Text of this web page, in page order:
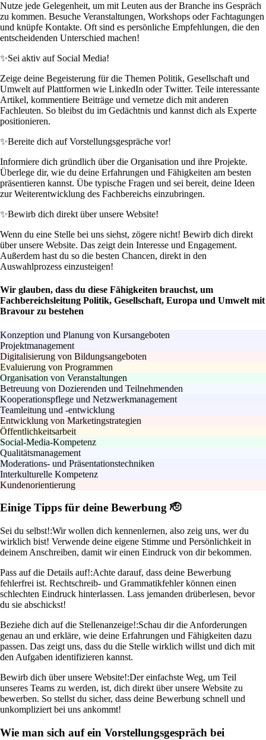
Nutze jede Gelegenheit, um mit Leuten aus der Branche ins Gespräch
zu kommen. Besuche Veranstaltungen, Workshops oder Fachtagungen
und knüpfe Kontakte. Oft sind es persönliche Empfehlungen, die den
entscheidenden Unterschied machen!
✨Sei aktiv auf Social Media!
Zeige deine Begeisterung für die Themen Politik, Gesellschaft und
Umwelt auf Plattformen wie LinkedIn oder Twitter. Teile interessante
Artikel, kommentiere Beiträge und vernetze dich mit anderen
Fachleuten. So bleibst du im Gedächtnis und kannst dich als Experte
positionieren.
✨Bereite dich auf Vorstellungsgespräche vor!
Informiere dich gründlich über die Organisation und ihre Projekte.
Überlege dir, wie du deine Erfahrungen und Fähigkeiten am besten
präsentieren kannst. Übe typische Fragen und sei bereit, deine Ideen
zur Weiterentwicklung des Fachbereichs einzubringen.
✨Bewirb dich direkt über unsere Website!
Wenn du eine Stelle bei uns siehst, zögere nicht! Bewirb dich direkt
über unsere Website. Das zeigt dein Interesse und Engagement.
Außerdem hast du so die besten Chancen, direkt in den
Auswahlprozess einzusteigen!
Wir glauben, dass du diese Fähigkeiten brauchst, um
Fachbereichsleitung Politik, Gesellschaft, Europa und Umwelt mit
Bravour zu bestehen
Konzeption und Planung von Kursangeboten
Projektmanagement
Digitalisierung von Bildungsangeboten
Evaluierung von Programmen
Organisation von Veranstaltungen
Betreuung von Dozierenden und Teilnehmenden
Kooperationspflege und Netzwerkmanagement
Teamleitung und -entwicklung
Entwicklung von Marketingstrategien
Öffentlichkeitsarbeit
Social-Media-Kompetenz
Qualitätsmanagement
Moderations- und Präsentationstechniken
Interkulturelle Kompetenz
Kundenorientierung
Einige Tipps für deine Bewerbung 🫡
Sei du selbst!:Wir wollen dich kennenlernen, also zeig uns, wer du
wirklich bist! Verwende deine eigene Stimme und Persönlichkeit in
deinem Anschreiben, damit wir einen Eindruck von dir bekommen.
Pass auf die Details auf!:Achte darauf, dass deine Bewerbung
fehlerfrei ist. Rechtschreib- und Grammatikfehler können einen
schlechten Eindruck hinterlassen. Lass jemanden drüberlesen, bevor
du sie abschickst!
Beziehe dich auf die Stellenanzeige!:Schau dir die Anforderungen
genau an und erkläre, wie deine Erfahrungen und Fähigkeiten dazu
passen. Das zeigt uns, dass du die Stelle wirklich willst und dich mit
den Aufgaben identifizieren kannst.
Bewirb dich über unsere Website!:Der einfachste Weg, um Teil
unseres Teams zu werden, ist, dich direkt über unsere Website zu
bewerben. So stellst du sicher, dass deine Bewerbung schnell und
unkompliziert bei uns ankommt!
Wie man sich auf ein Vorstellungsgespräch bei